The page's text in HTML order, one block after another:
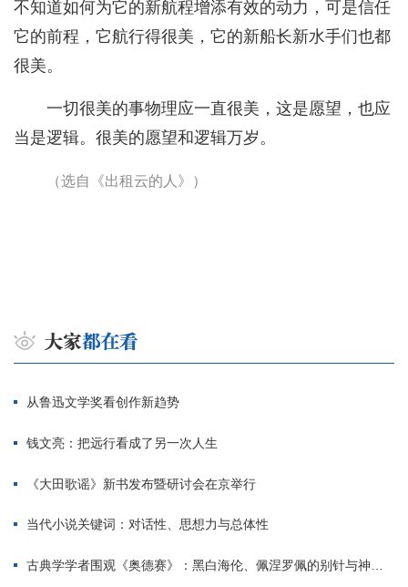
不知道如何为它的新航程增添有效的动力，可是信任
它的前程，它航行得很美，它的新船长新水手们也都
很美。
一切很美的事物理应一直很美，这是愿望，也应
当是逻辑。很美的愿望和逻辑万岁。
（选自《出租云的人》）
从鲁迅文学奖看创作新趋势
钱文亮：把远行看成了另一次人生
《大田歌谣》新书发布暨研讨会在京举行
当代小说关键词：对话性、思想力与总体性
古典学学者围观《奥德赛》：黑白海伦、佩涅罗佩的别针与神秘入侵者